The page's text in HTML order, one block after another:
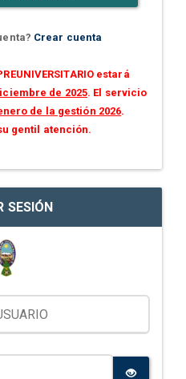
Crear cuenta
estará
de 2025. El servicio
de la gestión 2026.
gentil atención.
SESIÓN